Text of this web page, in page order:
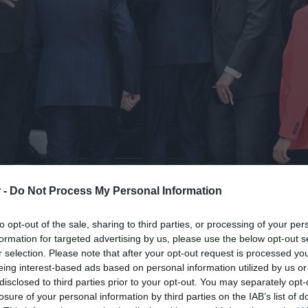
- Do Not Process My Personal Information
opt-out of the sale, sharing to third parties, or processing of your
for targeted advertising by us, please use the below opt-out
selection. Please note that after your opt-out request is processed
interest-based ads based on personal information utilized by us
to third parties prior to your opt-out. You may separately
of your personal information by third parties on the IAB’s list of
το πρώτο υπουργικό συμβούλιο
Κυριάκο Μητσοτάκη.
τα βλέμματα, η κάθε μία με τον